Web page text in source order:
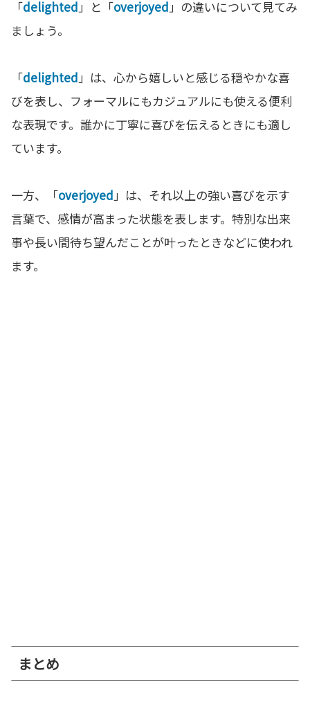
「delighted」と「overjoyed」の違いについて見てみ
ましょう。
「delighted」は、心から嬉しいと感じる穏やかな喜
びを表し、フォーマルにもカジュアルにも使える便利
な表現です。誰かに丁寧に喜びを伝えるときにも適し
ています。
一方、「overjoyed」は、それ以上の強い喜びを示す
言葉で、感情が高まった状態を表します。特別な出来
事や長い間待ち望んだことが叶ったときなどに使われ
ます。
まとめ